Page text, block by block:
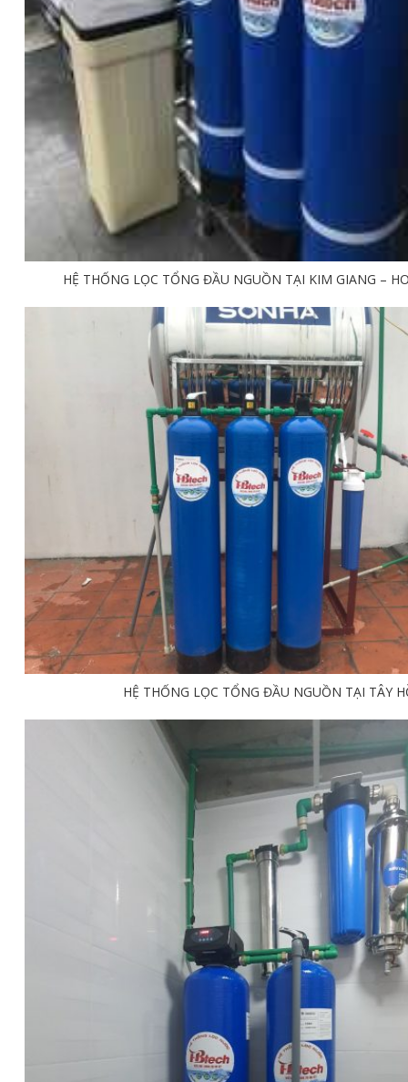
HỆ THỐNG LỌC TỔNG ĐẦU NGUỒN TẠI KIM GIANG –
HỆ THỐNG LỌC TỔNG ĐẦU NGUỒN TẠI TÂY